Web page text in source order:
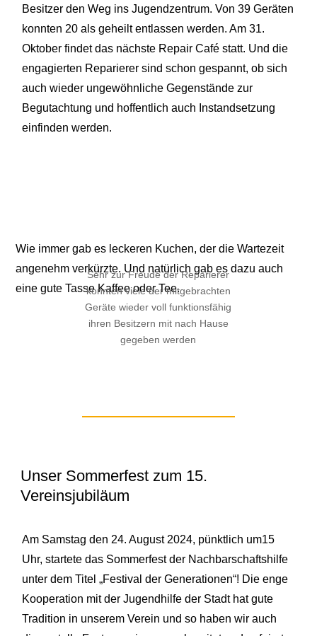
Besitzer den Weg ins Jugendzentrum. Von 39 Geräten
konnten 20 als geheilt entlassen werden. Am 31.
Oktober findet das nächste Repair Café statt. Und die
engagierten Reparierer sind schon gespannt, ob sich
auch wieder ungewöhnliche Gegenstände zur
Begutachtung und hoffentlich auch Instandsetzung
einfinden werden.
Wie immer gab es leckeren Kuchen, der die Wartezeit
angenehm verkürzte. Und natürlich gab es dazu auch
eine gute Tasse Kaffee oder Tee.
Sehr zur Freude der Reparierer
konnten viele der mitgebrachten
Geräte wieder voll funktionsfähig
ihren Besitzern mit nach Hause
gegeben werden
Unser Sommerfest zum 15.
Vereinsjubiläum
Am Samstag den 24. August 2024, pünktlich um15
Uhr, startete das Sommerfest der Nachbarschaftshilfe
unter dem Titel „Festival der Generationen“! Die enge
Kooperation mit der Jugendhilfe der Stadt hat gute
Tradition in unserem Verein und so haben wir auch